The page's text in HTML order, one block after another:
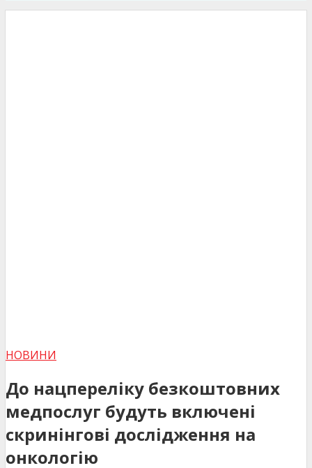
НОВИНИ
До нацпереліку безкоштовних
медпослуг будуть включені
скринінгові дослідження на
онкологію